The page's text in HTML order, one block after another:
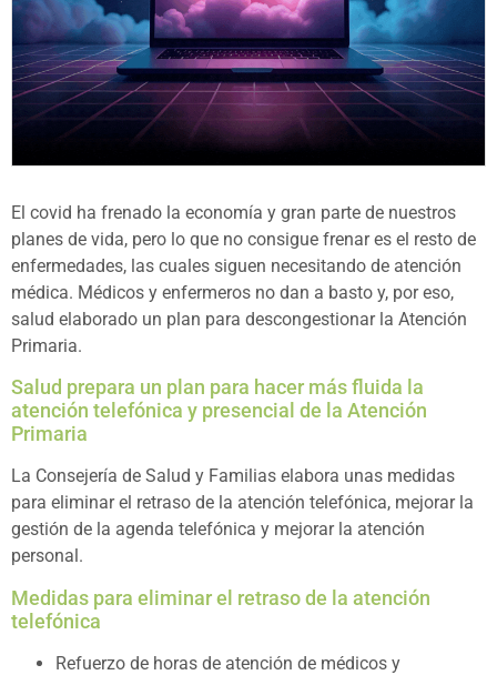
El covid ha frenado la economía y gran parte de nuestros
planes de vida, pero lo que no consigue frenar es el resto de
enfermedades, las cuales siguen necesitando de atención
médica. Médicos y enfermeros no dan a basto y, por eso,
salud elaborado un plan para descongestionar la Atención
Primaria.
Salud prepara un plan para hacer más fluida la
atención telefónica y presencial de la Atención
Primaria
La Consejería de Salud y Familias elabora unas medidas
para eliminar el retraso de la atención telefónica, mejorar la
gestión de la agenda telefónica y mejorar la atención
personal.
Medidas para eliminar el retraso de la atención
telefónica
Refuerzo de horas de atención de médicos y